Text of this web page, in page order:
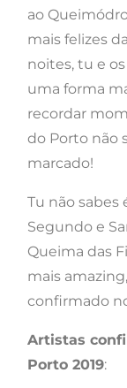
ao
mais felizes
noites, tu e
uma forma
recordar
do Porto não
marcado!
Tu não sabes
Segundo e
Queima das
mais
confirmado
Artistas
Porto 2019: